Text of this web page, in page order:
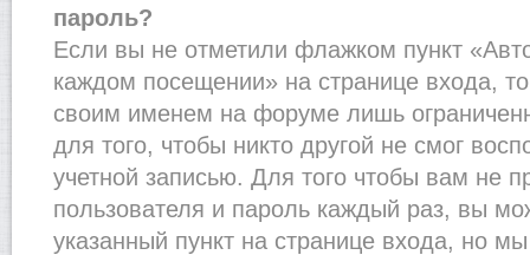
пароль?
Если вы не отметили флажком пункт
каждом посещении» на странице входа,
своим именем на форуме лишь
для того, чтобы никто другой не смог
учетной записью. Для того чтобы вам не
пользователя и пароль каждый раз, вы
указанный пункт на странице входа, но